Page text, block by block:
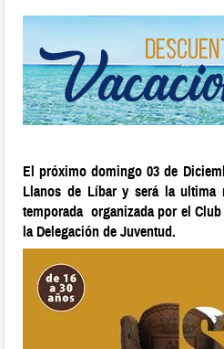
El próximo domingo 03 de
Llanos de Líbary será la ultima
temporada organizada por el
la Delegación de Juventud.